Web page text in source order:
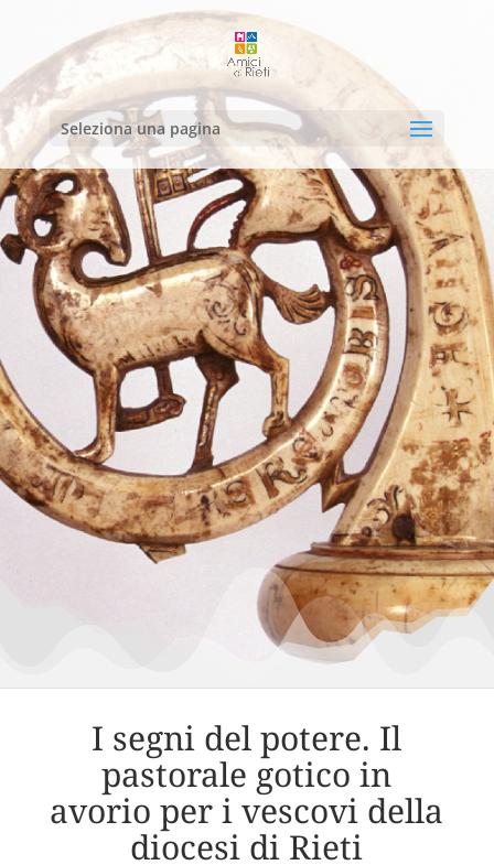
Seleziona una pagina
I segni del potere. Il
pastorale gotico in
avorio per i vescovi della
diocesi di Rieti